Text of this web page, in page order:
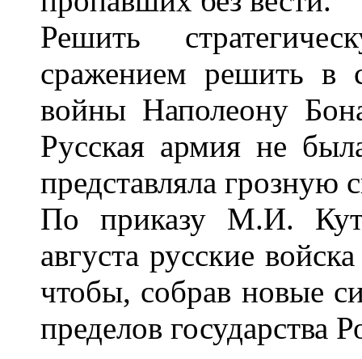
Решить
сражением решить в
войны Наполеону
Русская армия не
представляла грозную
По приказу М.И.
августа русские
чтобы, собрав новые
пределов государства